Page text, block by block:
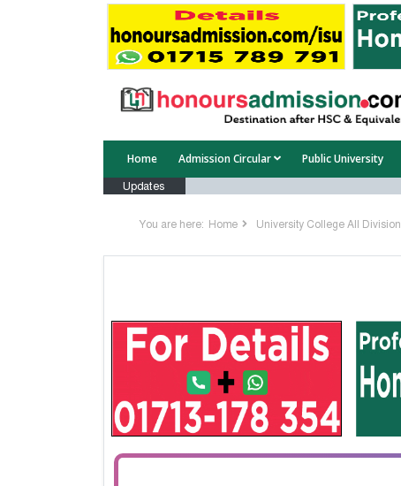
Home Admission Circular Public University
Updates
You are here: Home University College All Division